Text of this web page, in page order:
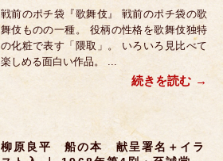
戦前のポチ袋『歌舞伎』 戦前のポチ袋の歌
舞伎ものの一種。 役柄の性格を歌舞伎独特
の化粧で表す「隈取」。 いろいろ見比べて
楽しめる面白い作品。 ...
続きを読む
柳原良平 船の本 献呈署名＋イラ